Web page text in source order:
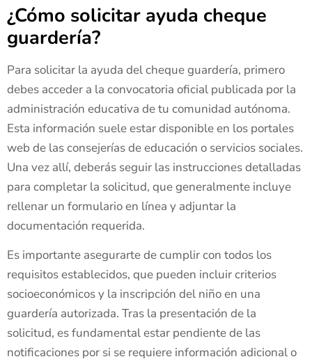
¿Cómo solicitar ayuda cheque
guardería?
Para solicitar la ayuda del cheque guardería, primero
debes acceder a la convocatoria oficial publicada por la
administración educativa de tu comunidad autónoma.
Esta información suele estar disponible en los portales
web de las consejerías de educación o servicios sociales.
Una vez allí, deberás seguir las instrucciones detalladas
para completar la solicitud, que generalmente incluye
rellenar un formulario en línea y adjuntar la
documentación requerida.
Es importante asegurarte de cumplir con todos los
requisitos establecidos, que pueden incluir criterios
socioeconómicos y la inscripción del niño en una
guardería autorizada. Tras la presentación de la
solicitud, es fundamental estar pendiente de las
notificaciones por si se requiere información adicional o